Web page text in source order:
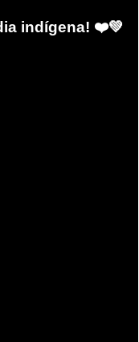
indígena! ❤💚